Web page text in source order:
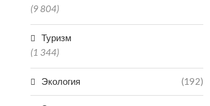
(9 804)
Туризм
(1 344)
Экология (192)